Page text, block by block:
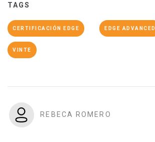
TAGS
CERTIFICACIÓN EDGE EDGE ADVANCED
VINTE
REBECA ROMERO